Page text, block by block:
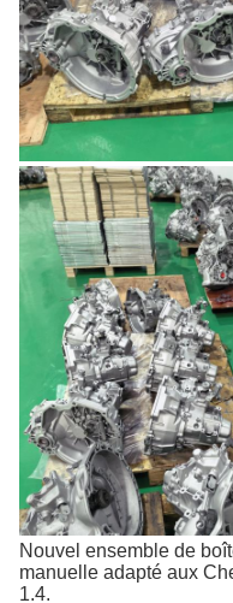
Nouvel ensemble de
manuelle adapté aux
1.4.